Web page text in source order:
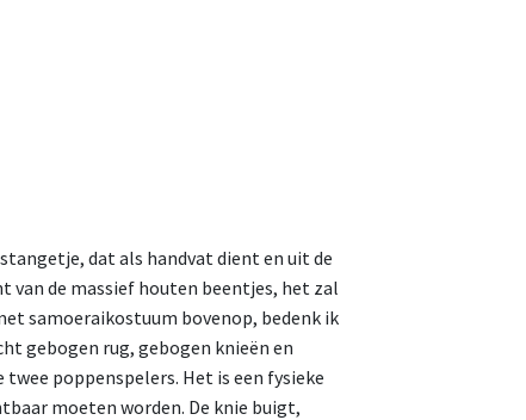
dat als handvat dient en uit de
van de massief houten beentjes, het zal
samoeraikostuum bovenop, bedenk ik
gebogen rug, gebogen knieën en
poppenspelers. Het is een fysieke
moeten worden. De knie buigt,